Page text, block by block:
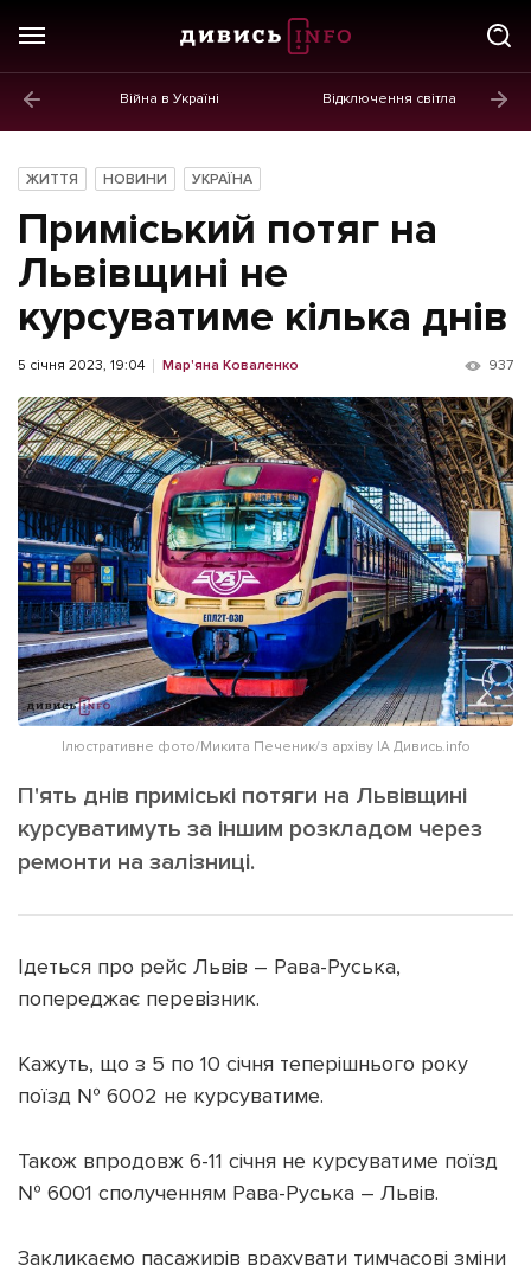
Війна в Україні Відключення світла
Новини
Політика
Економіка
Бізнес
Життя
Культура
Афіша
ІНШЕ
Інтерв'ю
Картки
Репортаж
Розслідування
Погляди
Прес-релізи
Фото/Відео
Made in Lviv
Політика конфіденційності
Наші соц мережі
Підтримати dyvys.info
ЖИТТЯ НОВИНИ УКРАЇНА
Приміський потяг на
Львівщині не
курсуватиме кілька днів
5 січня 2023, 19:04 Мар'яна Коваленко 937
Ілюстративне фото/Микита Печеник/з архіву ІА Дивись.info
П'ять днів приміські потяги на Львівщині
курсуватимуть за іншим розкладом через
ремонти на залізниці.
Ідеться про рейс Львів – Рава-Руська,
попереджає перевізник.
Кажуть, що з 5 по 10 січня теперішнього року
поїзд № 6002 не курсуватиме.
Також впродовж 6-11 січня не курсуватиме поїзд
№ 6001 сполученням Рава-Руська – Львів.
Закликаємо пасажирів врахувати тимчасові зміни